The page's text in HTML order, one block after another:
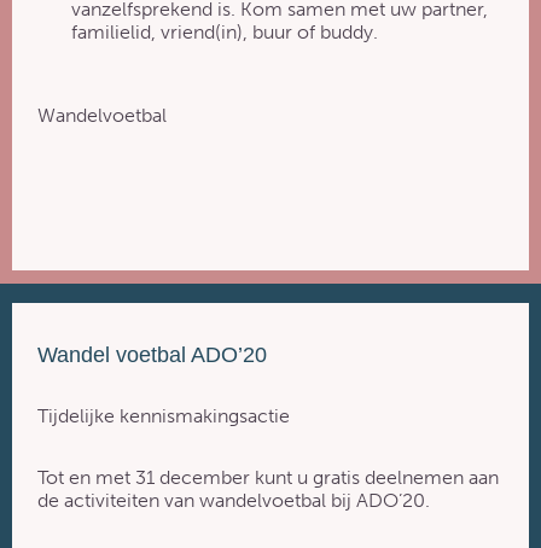
vanzelfsprekend is. Kom samen met uw partner,
familielid, vriend(in), buur of buddy.
Wandelvoetbal
Wandel voetbal ADO’20
Tijdelijke kennismakingsactie
Tot en met 31 december kunt u gratis deelnemen aan
de activiteiten van wandelvoetbal bij ADO’20.